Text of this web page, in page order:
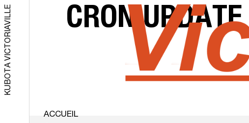
KUBOTA VICTORIAVILLE
ACCUEIL
CRON UPDATE